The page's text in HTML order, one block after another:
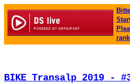
BIKE Transalp 2019 -